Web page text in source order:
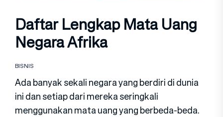
Daftar Lengkap Mata Uang
Negara Afrika
BISNIS
Ada banyak sekali negara yang berdiri di dunia
ini dan setiap dari mereka seringkali
menggunakan mata uang yang berbeda-beda.